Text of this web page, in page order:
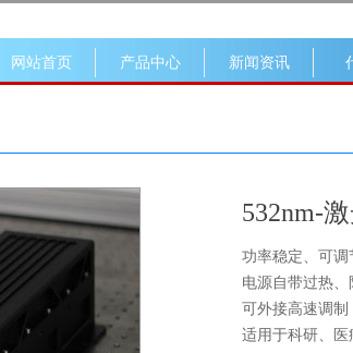
网站首页 产品中心 新闻资讯
532nm-
功率稳定、可调
电源自带过热、
可外接高速调制
适用于科研、